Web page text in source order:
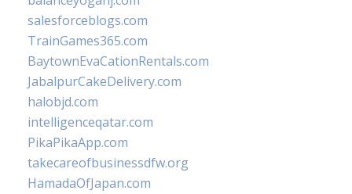
salesforceblogs.com
TrainGames365.com
BaytownEvaCationRentals.com
JabalpurCakeDelivery.com
halobjd.com
intelligenceqatar.com
PikaPikaApp.com
takecareofbusinessdfw.org
HamadaOfJapan.com